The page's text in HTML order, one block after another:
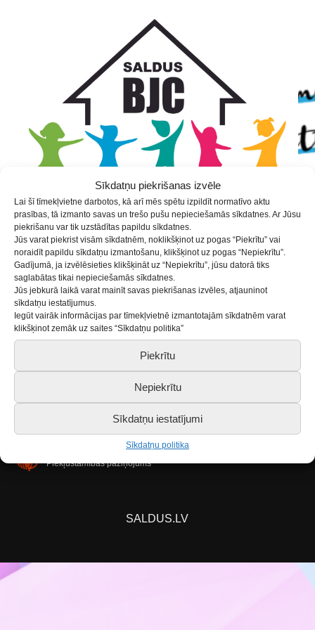
Sīkdatņu piekrišanas izvēle
Lai šī tīmekļvietne darbotos, kā arī mēs spētu izpildīt normatīvo aktu
prasības, tā izmanto savas un trešo pušu nepieciešamās sīkdatnes. Ar Jūsu
piekrišanu var tik uzstādītas papildu sīkdatnes.
Jūs varat piekrist visām sīkdatnēm, noklikšķinot uz pogas “Piekrītu” vai
noraidīt papildu sīkdatņu izmantošanu, klikšķinot uz pogas “Nepiekrītu”.
Gadījumā, ja izvēlēsieties klikšķināt uz “Nepiekrītu”, jūsu datorā tiks
saglabātas tikai nepieciešamās sīkdatnes.
Jūs jebkurā laikā varat mainīt savas piekrišanas izvēles, atjauninot
sīkdatņu iestatījumus.
Iegūt vairāk informācijas par tīmekļvietnē izmantotajām sīkdatnēm varat
klikšķinot zemāk uz saites “Sīkdatņu politika”
Piekrītu
Nepiekrītu
Sīkdatņu iestatījumi
Sīkdatņu politika
Angļu valodiņa /7-8 gadi/
Ir sasniegts pulciņa MAKSIMĀLAIS dalībnieku
skaits! Ja atbrīvosies vieta, tiks izsludināta papildus
pieteikšanās! Sekojiet līdzi mūsu sociālajiem
tīkliem.
Piekļūstamības paziņojums
SALDUS.LV